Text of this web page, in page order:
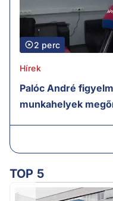
2 perc
Hírek
Palóc André
munkahelyek
TOP 5